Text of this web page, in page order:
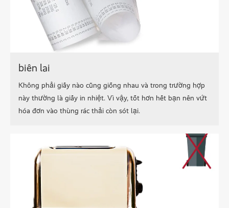
biên lai
Không phải giấy nào cũng giống nhau và trong trường hợp
này thường là giấy in nhiệt. Vì vậy, tốt hơn hết bạn nên vứt
hóa đơn vào thùng rác thải còn sót lại.